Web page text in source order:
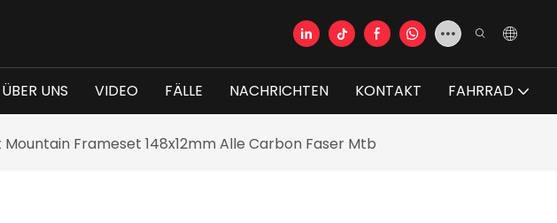
ÜBER UNS VIDEO FÄLLE NACHRICHTEN KONTAKT FAHRRAD
Frameset 148x12mm Alle Carbon Faser Mtb